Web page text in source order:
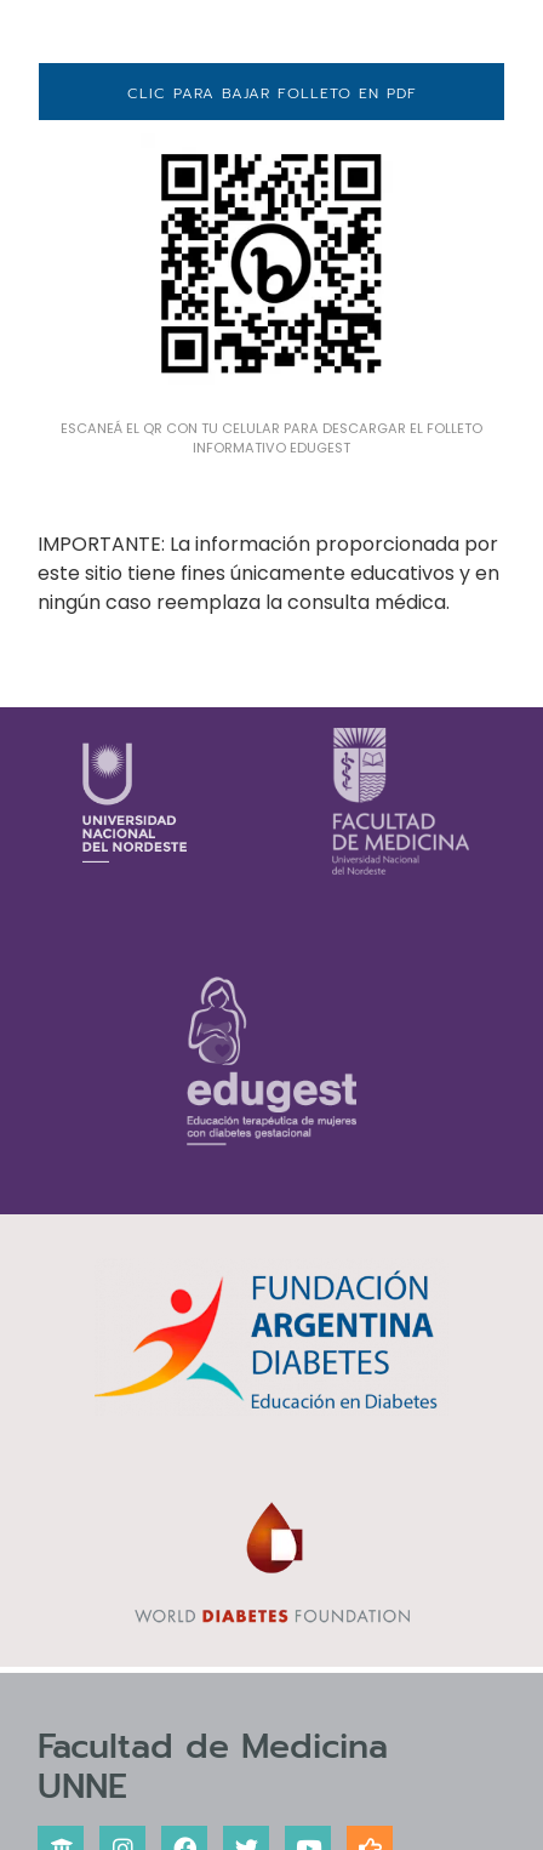
CLIC PARA BAJAR FOLLETO EN PDF
ESCANEÁ EL QR CON TU CELULAR PARA DESCARGAR EL FOLLETO
INFORMATIVO EDUGEST
IMPORTANTE: La información proporcionada por
este sitio tiene fines únicamente educativos y en
ningún caso reemplaza la consulta médica.
Facultad de Medicina
UNNE